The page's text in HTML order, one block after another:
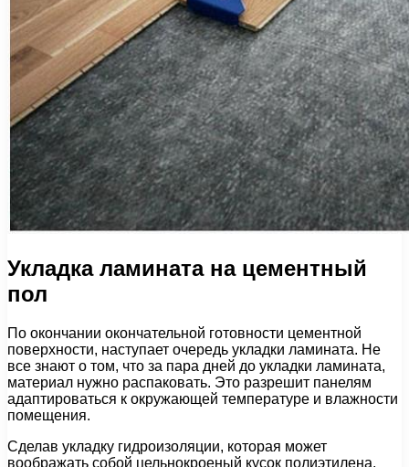
Укладка ламината на цементный
пол
По окончании окончательной готовности цементной
поверхности, наступает очередь укладки ламината. Не
все знают о том, что за пара дней до укладки ламината,
материал нужно распаковать. Это разрешит панелям
адаптироваться к окружающей температуре и влажности
помещения.
Сделав укладку гидроизоляции, которая может
воображать собой цельнокроеный кусок полиэтилена,